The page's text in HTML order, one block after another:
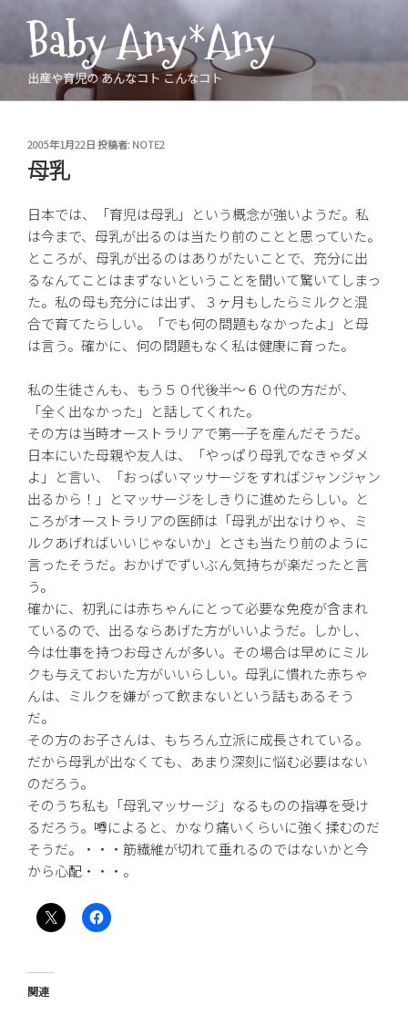
ツ
Baby Any*Any
出産や育児の あんなコト こんなコト
投
稿
日:
2005年1月22日投稿者:NOTE2
母乳
日本では、「育児は母乳」という概念が強いようだ。私
は今まで、母乳が出るのは当たり前のことと思っていた。
ところが、母乳が出るのはありがたいことで、充分に出
るなんてことはまずないということを聞いて驚いてしまっ
た。私の母も充分には出ず、３ヶ月もしたらミルクと混
合で育てたらしい。「でも何の問題もなかったよ」と母
は言う。確かに、何の問題もなく私は健康に育った。
私の生徒さんも、もう５０代後半〜６０代の方だが、
「全く出なかった」と話してくれた。
その方は当時オーストラリアで第一子を産んだそうだ。
日本にいた母親や友人は、「やっぱり母乳でなきゃダメ
よ」と言い、「おっぱいマッサージをすればジャンジャン
出るから！」とマッサージをしきりに進めたらしい。と
ころがオーストラリアの医師は「母乳が出なけりゃ、ミ
ルクあげればいいじゃないか」とさも当たり前のように
言ったそうだ。おかげでずいぶん気持ちが楽だったと言
う。
確かに、初乳には赤ちゃんにとって必要な免疫が含まれ
ているので、出るならあげた方がいいようだ。しかし、
今は仕事を持つお母さんが多い。その場合は早めにミル
クも与えておいた方がいいらしい。母乳に慣れた赤ちゃ
んは、ミルクを嫌がって飲まないという話もあるそう
だ。
その方のお子さんは、もちろん立派に成長されている。
だから母乳が出なくても、あまり深刻に悩む必要はない
のだろう。
そのうち私も「母乳マッサージ」なるものの指導を受け
るだろう。噂によると、かなり痛いくらいに強く揉むのだ
そうだ。・・・筋繊維が切れて垂れるのではないかと今
から心配・・・。
関連